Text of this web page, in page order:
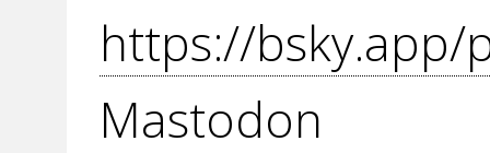
https://bsky.app/